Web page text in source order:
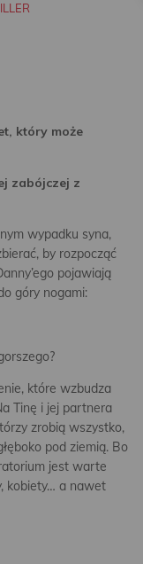
który może
zabójczej z
wypadku syna,
by rozpocząć
pojawiają
góry nogami:
które wzbudza
Tinę i jej partnera
zrobią wszystko,
pod ziemią. Bo
jest warte
kobiety… a nawet